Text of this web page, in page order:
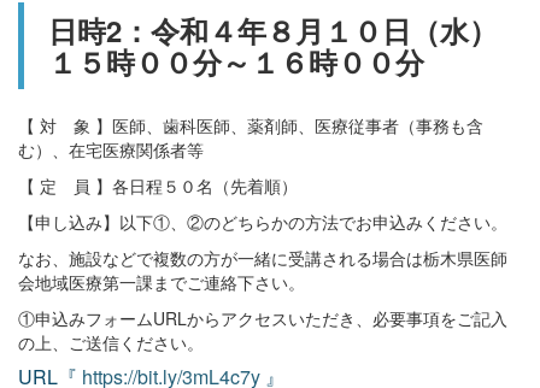
日時2：令和４年８月１０日（水）
１５時００分～１６時００分
【 対 象 】医師、歯科医師、薬剤師、医療従事者（事務も含
む）、在宅医療関係者等
【 定 員 】各日程５０名（先着順）
【申し込み】以下①、②のどちらかの方法でお申込みください。
なお、施設などで複数の方が一緒に受講される場合は栃木県医師
会地域医療第一課までご連絡下さい。
①申込みフォームURLからアクセスいただき、必要事項をご記入
の上、ご送信ください。
URL『 https://bit.ly/3mL4c7y 』